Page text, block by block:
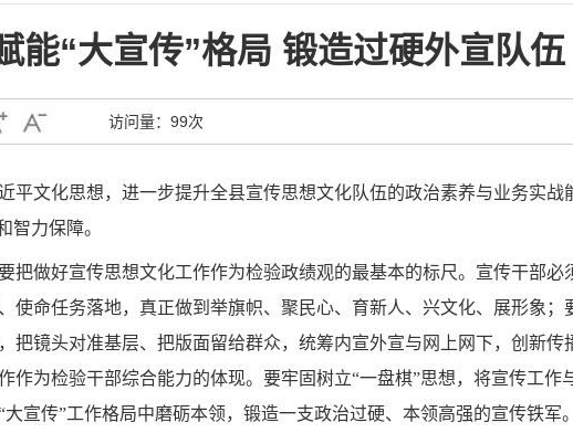
能“大宣传”格局 锻造过硬外宣队伍
访问量： 99次
平文化思想，进一步提升全县宣传思想文化队伍的政治素养与业务实战
智力保障。
把做好宣传思想文化工作作为检验政绩观的最基本的标尺。宣传干部必
命任务落地，真正做到举旗帜、聚民心、育新人、兴文化、展形象；
镜头对准基层、把版面留给群众，统筹内宣外宣与网上网下，创新传
为检验干部综合能力的体现。要牢固树立“一盘棋”思想，将宣传工作
宣传”工作格局中磨砺本领，锻造一支政治过硬、本领高强的宣传铁军。